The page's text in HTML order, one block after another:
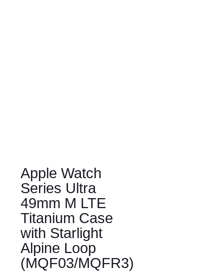
Apple Watch
Series Ultra
49mm M LTE
Titanium Case
with Starlight
Alpine Loop
(MQF03/MQFR3)